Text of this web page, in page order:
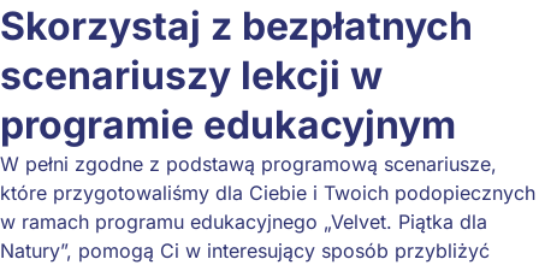
Skorzystaj z bezpłatnych
scenariuszy lekcji w
programie edukacyjnym
W pełni zgodne z podstawą programową scenariusze,
które przygotowaliśmy dla Ciebie i Twoich podopiecznych
w ramach programu edukacyjnego „Velvet. Piątka dla
Natury”, pomogą Ci w interesujący sposób przybliżyć